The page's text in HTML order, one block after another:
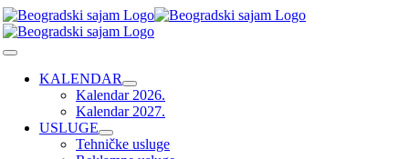
Skip
to
content
Toggle
NavigationKALENDAR
Kalendar 2026.
Kalendar 2027.
USLUGE
Tehničke usluge